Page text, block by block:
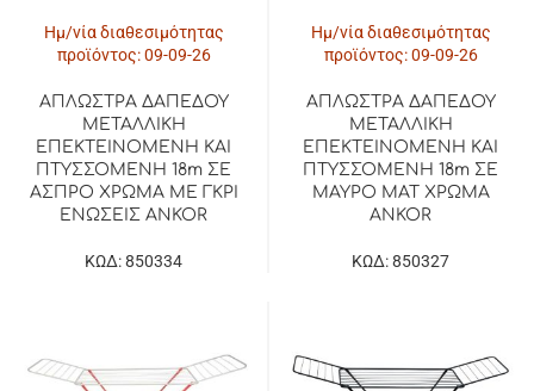
Ημ/νία διαθεσιμότητας
προϊόντος: 09-09-26
ΑΠΛΩΣΤΡΑ ΔΑΠΕΔΟΥ
ΜΕΤΑΛΛΙΚΗ
ΕΠΕΚΤΕΙΝΟΜΕΝΗ ΚΑΙ
ΠΤΥΣΣΟΜΕΝΗ 18m ΣΕ
ΑΣΠΡΟ ΧΡΩΜΑ ΜΕ ΓΚΡΙ
ΕΝΩΣΕΙΣ ANKOR
ΚΩΔ: 850334
Ημ/νία διαθεσιμότητας
προϊόντος: 09-09-26
ΑΠΛΩΣΤΡΑ ΔΑΠΕΔΟΥ
ΜΕΤΑΛΛΙΚΗ
ΕΠΕΚΤΕΙΝΟΜΕΝΗ ΚΑΙ
ΠΤΥΣΣΟΜΕΝΗ 18m ΣΕ
ΜΑΥΡΟ ΜΑΤ ΧΡΩΜΑ
ANKOR
ΚΩΔ: 850327